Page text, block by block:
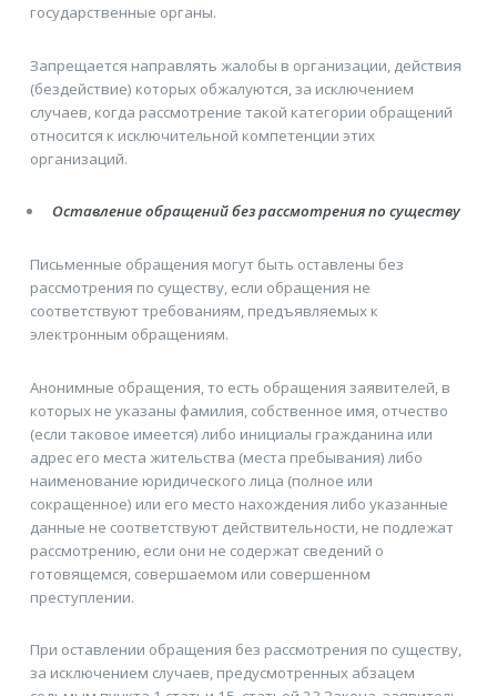
государственные органы.
Запрещается направлять жалобы в организации, действия
(бездействие) которых обжалуются, за исключением
случаев, когда рассмотрение такой категории обращений
относится к исключительной компетенции этих
организаций.
Оставление обращений без рассмотрения по существу
Письменные обращения могут быть оставлены без
рассмотрения по существу, если обращения не
соответствуют требованиям, предъявляемых к
электронным обращениям.
Анонимные обращения, то есть обращения заявителей, в
которых не указаны фамилия, собственное имя, отчество
(если таковое имеется) либо инициалы гражданина или
адрес его места жительства (места пребывания) либо
наименование юридического лица (полное или
сокращенное) или его место нахождения либо указанные
данные не соответствуют действительности, не подлежат
рассмотрению, если они не содержат сведений о
готовящемся, совершаемом или совершенном
преступлении.
При оставлении обращения без рассмотрения по существу,
за исключением случаев, предусмотренных абзацем